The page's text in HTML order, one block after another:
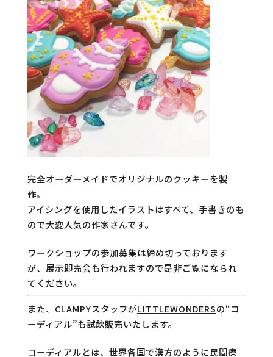
完全オーダーメイドでオリジナルのクッキーを製
作。
アイシングを使用したイラストはすべて、手書きのも
ので大変人気の作家さんです。
ワークショップの参加募集は締め切っております
が、展示即売会も行われますので是非ご覧になられ
てください。
また、CLAMPYスタッフがLITTLEWONDERSの“コ
ーディアル”も試飲販売いたします。
コーディアルとは、世界各国で漢方のように民間療